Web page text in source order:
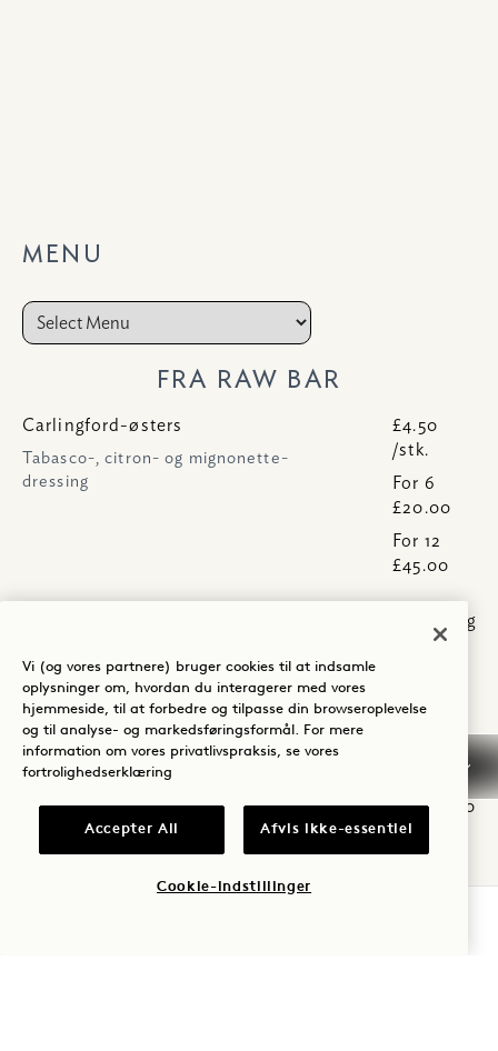
MENU
FRA RAW BAR
Carlingford-østers
Tabasco-, citron- og mignonette-
dressing
£4.50
/stk.
For 6
£20.00
For 12
£45.00
30,00 £ / 10 g
BRØD OG SNACKS TIL AT DELE
Baguette af
surdej
Kultiveret
smør
£5.00
Vi (og vores partnere) bruger cookies til at indsamle
oplysninger om, hvordan du interagerer med vores
hjemmeside, til at forbedre og tilpasse din browseroplevelse
og til analyse- og markedsføringsformål. For mere
information om vores privatlivspraksis, se vores
fortrolighedserklæring
Accepter All Afvis ikke-essentiel
Cookie-indstillinger